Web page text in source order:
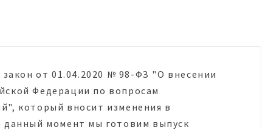
от 01.04.2020 № 98-ФЗ "О внесении
Федерации по вопросам
который вносит изменения в
данный момент мы готовим выпуск